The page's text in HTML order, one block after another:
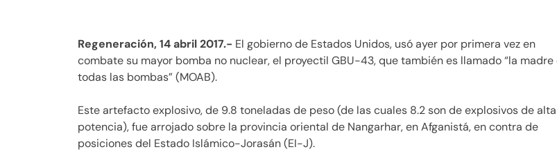
Regeneración, 14 abril 2017.- El gobierno de Estados Unidos, usó ayer por primera vez en
combate su mayor bomba no nuclear, el proyectil GBU-43, que también es llamado “la madre
todas las bombas” (MOAB).
Este artefacto explosivo, de 9.8 toneladas de peso (de las cuales 8.2 son de explosivos de alta
potencia), fue arrojado sobre la provincia oriental de Nangarhar, en Afganistá, en contra de
posiciones del Estado Islámico-Jorasán (EI-J).